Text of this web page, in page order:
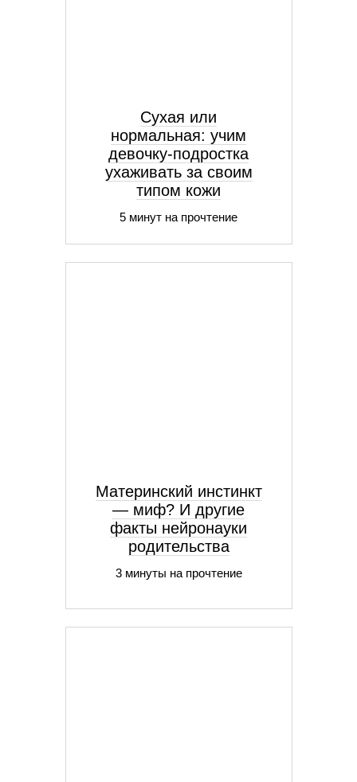
Сухая или
нормальная: учим
девочку-подростка
ухаживать за своим
типом кожи
5 минут на прочтение
Материнский инстинкт
— миф? И другие
факты нейронауки
родительства
3 минуты на прочтение